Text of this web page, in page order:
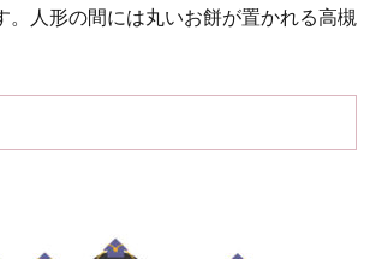
。人形の間には丸いお餅が置かれる高槻